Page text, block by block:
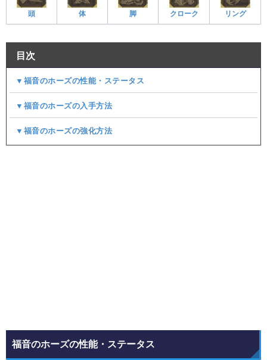
頭 体 脚 クローク リング
目次
▼福音のホーズの性能・ステータス
▼福音のホーズの入手方法
▼福音のホーズの強化方法
福音のホーズの性能・ステータス